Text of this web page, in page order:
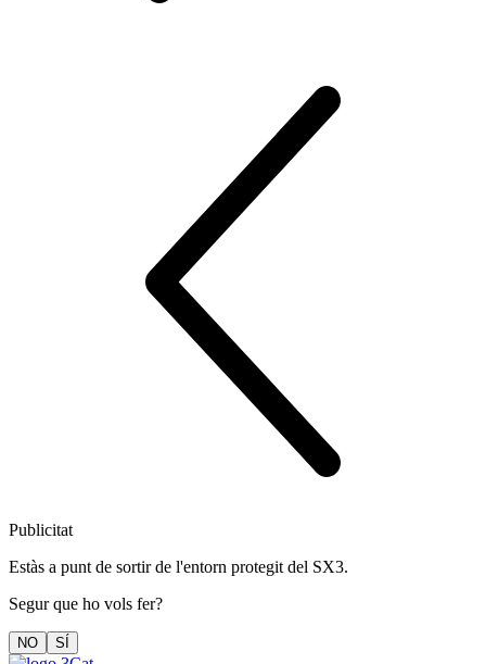
Publicitat
Estàs a punt de sortir de l'entorn protegit del SX3.
Segur que ho vols fer?
NO SÍ